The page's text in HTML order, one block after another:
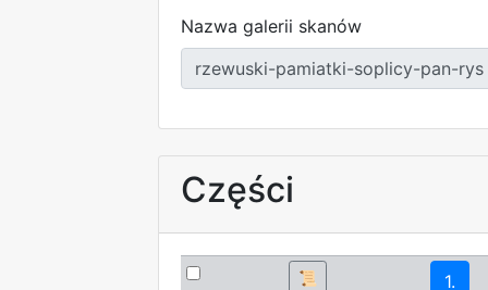
Nazwa galerii skanów
Części
📜 1.